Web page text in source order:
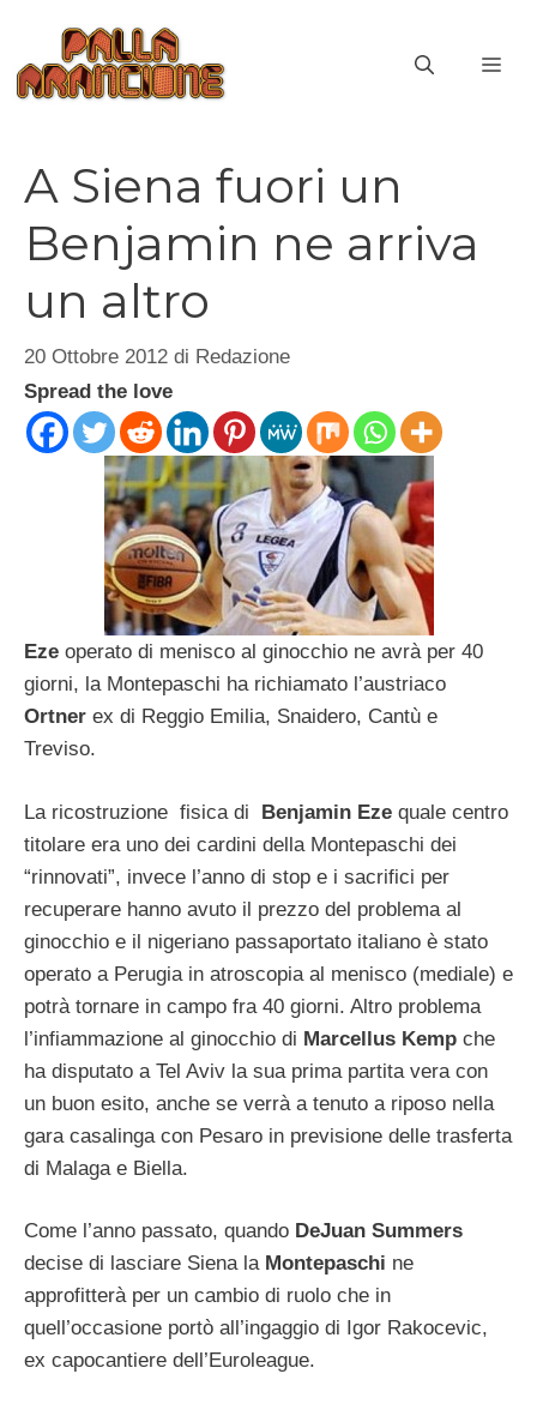
contenuto
A Siena fuori un
Benjamin ne arriva
un altro
20 Ottobre 2012 di Redazione
Spread the love
Eze operato di menisco al ginocchio ne avrà per 40
giorni, la Montepaschi ha richiamato l’austriaco
Ortner ex di Reggio Emilia, Snaidero, Cantù e
Treviso.
La ricostruzione fisica di Benjamin Eze quale centro
titolare era uno dei cardini della Montepaschi dei
“rinnovati”, invece l’anno di stop e i sacrifici per
recuperare hanno avuto il prezzo del problema al
ginocchio e il nigeriano passaportato italiano è stato
operato a Perugia in atroscopia al menisco (mediale) e
potrà tornare in campo fra 40 giorni. Altro problema
l’infiammazione al ginocchio di Marcellus Kemp che
ha disputato a Tel Aviv la sua prima partita vera con
un buon esito, anche se verrà a tenuto a riposo nella
gara casalinga con Pesaro in previsione delle trasferta
di Malaga e Biella.
Come l’anno passato, quando DeJuan Summers
decise di lasciare Siena la Montepaschi ne
approfitterà per un cambio di ruolo che in
quell’occasione portò all’ingaggio di Igor Rakocevic,
ex capocantiere dell’Euroleague.